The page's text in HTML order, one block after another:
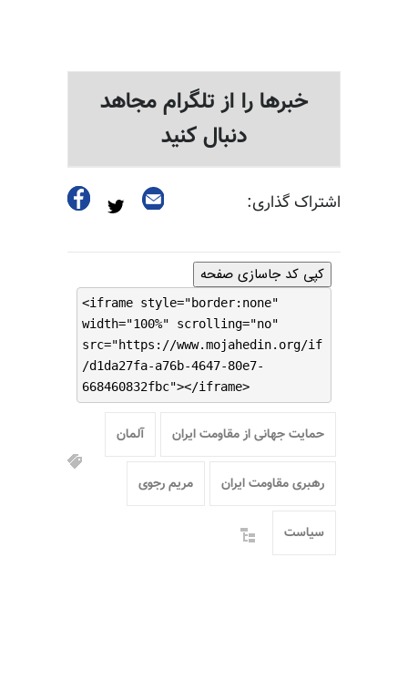
خبرها را از تلگرام مجاهد
دنبال کنید
اشتراک گذاری:
کپی کد جاسازی صفحه
<iframe style="border:none"
width="100%" scrolling="no"
src="https://www.mojahedin.org/if
/d1da27fa-a76b-4647-80e7-
668460832fbc"></iframe>
حمایت جهانی از مقاومت ایران آلمان
رهبری مقاومت ایران مریم رجوی
سیاست